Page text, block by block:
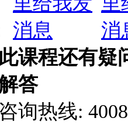
课程还有疑
答
询热线: